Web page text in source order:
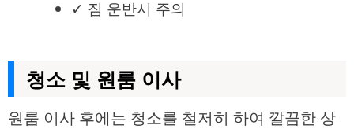
✓ 짐 운반시 주의
청소 및 원룸 이사
원룸 이사 후에는 청소를 철저히 하여 깔끔한 상